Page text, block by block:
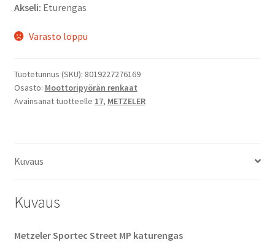
Akseli: Eturengas
Varasto loppu
Tuotetunnus (SKU): 8019227276169
Osasto: Moottoripyörän renkaat
Avainsanat tuotteelle 17, METZELER
Kuvaus
Kuvaus
Metzeler Sportec Street MP katurengas